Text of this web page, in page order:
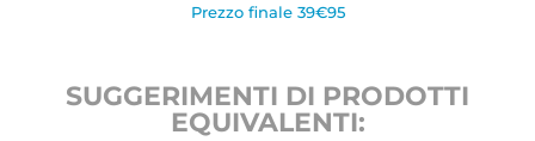
Prezzo finale 39€95
SUGGERIMENTI DI PRODOTTI
EQUIVALENTI: